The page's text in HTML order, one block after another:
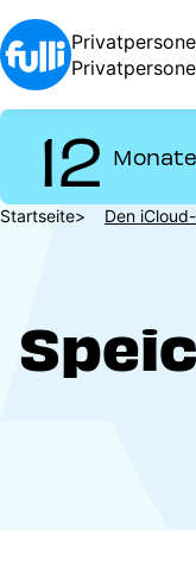
Direkt
zum
Inhalt
12
Pfadnavigation
Startseite Den